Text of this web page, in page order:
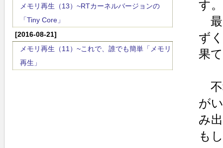
メモリ再生（13）~RTカーネルバージョンの
「Tiny Core」
[2016-08-21]
メモリ再生（11）~これで、誰でも簡単「メモリ
再生」
す。
最
ず
果
不
が
み
も